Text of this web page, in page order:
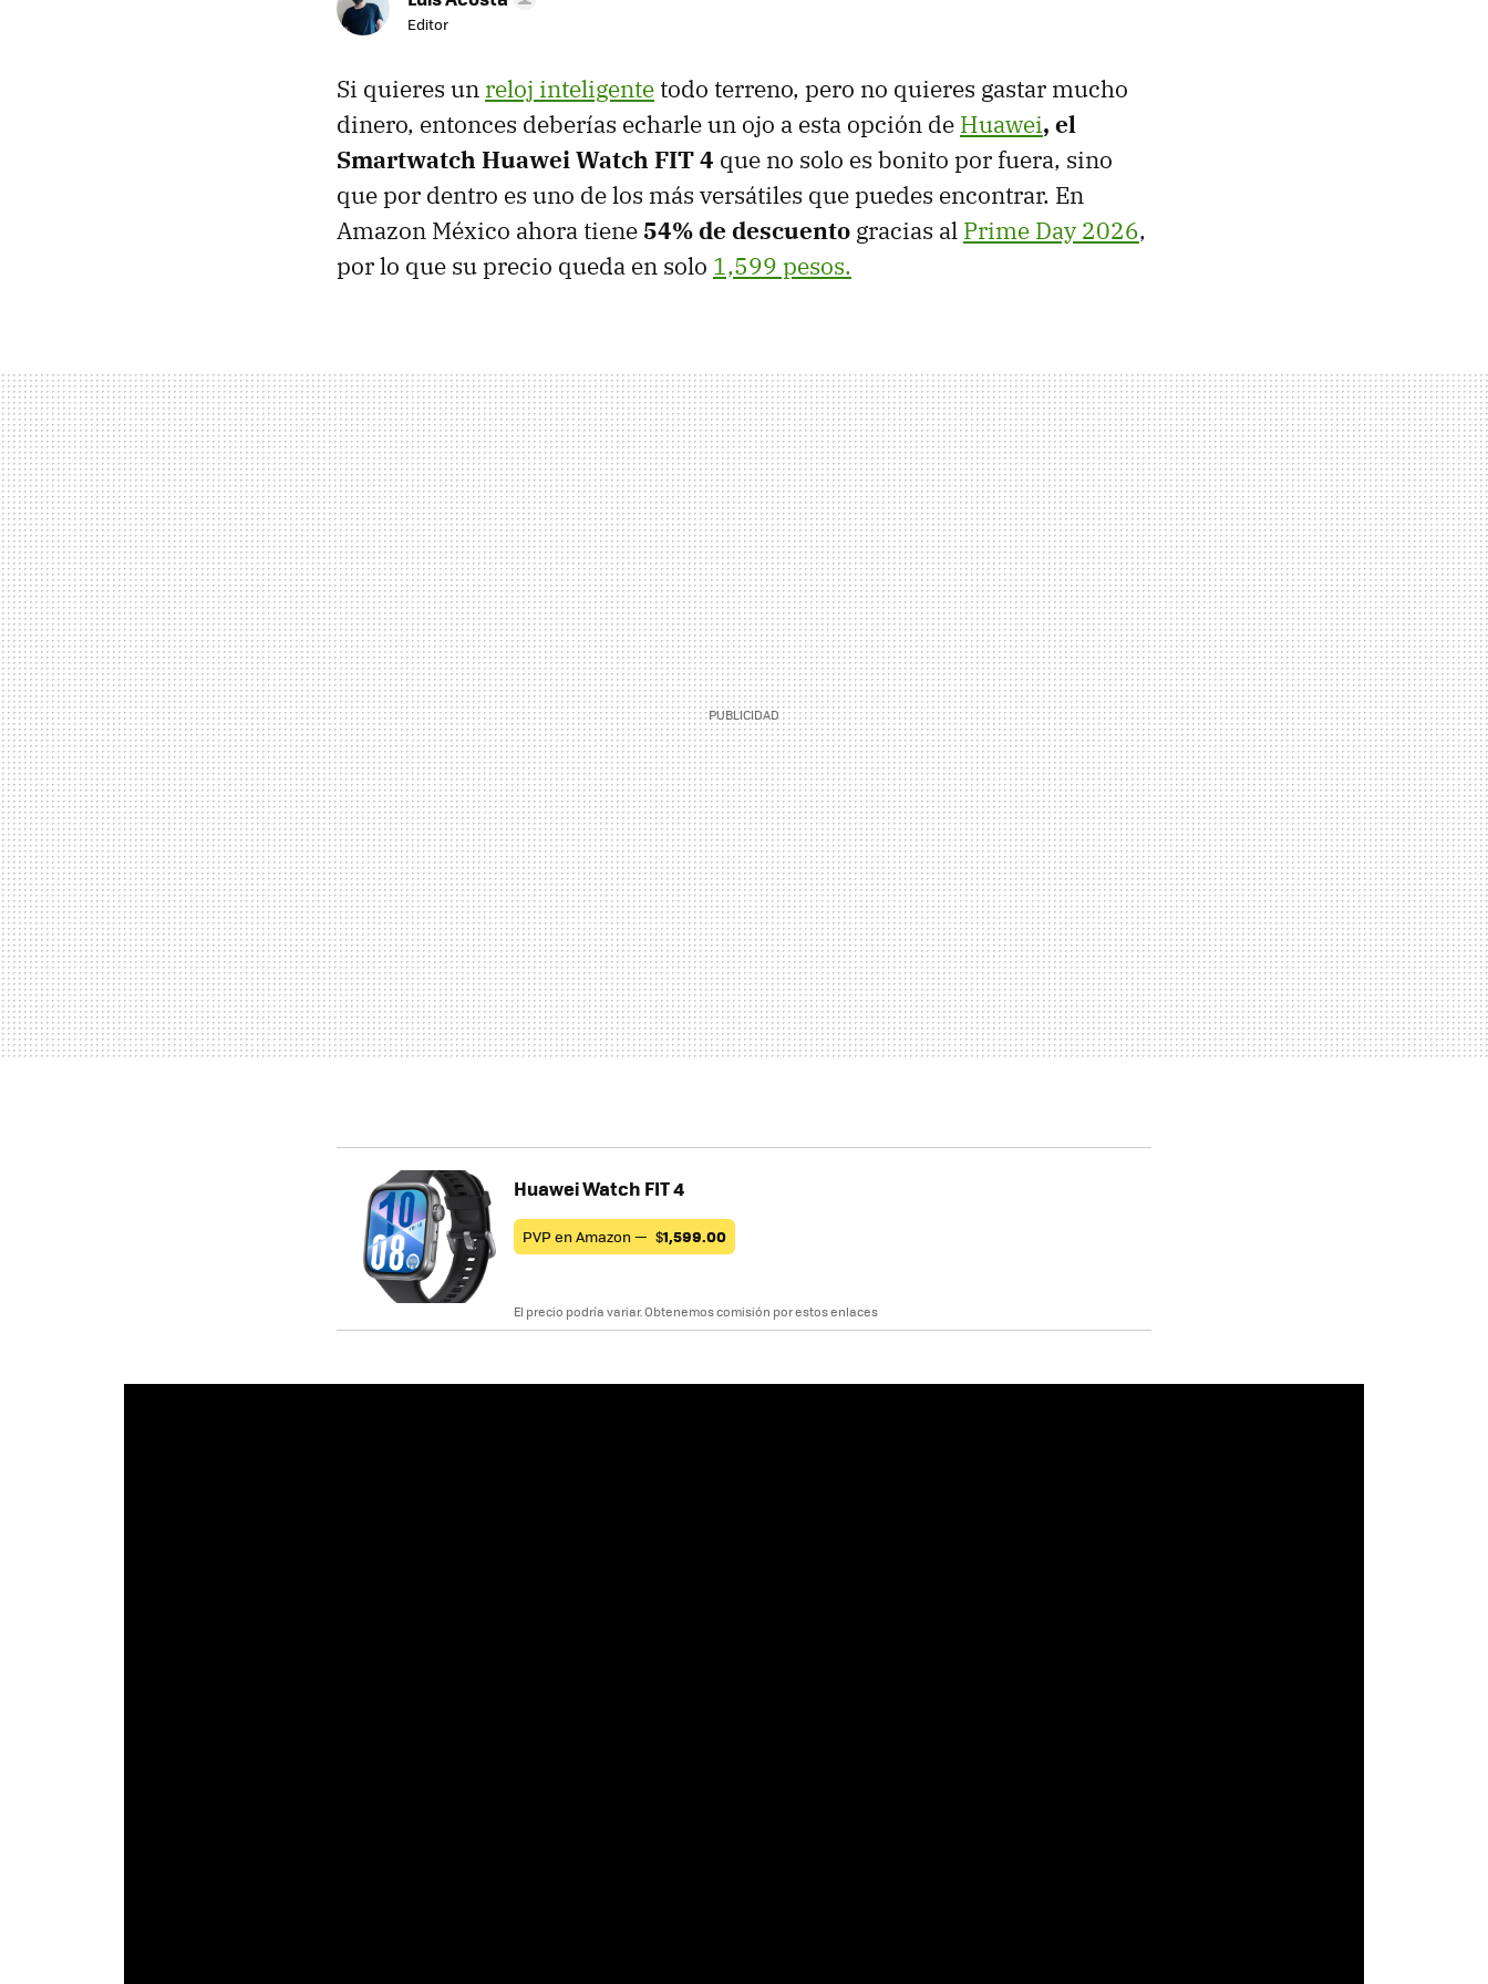
Editor
Si quieres un reloj inteligente todo terreno, pero no quieres gastar mucho
dinero, entonces deberías echarle un ojo a esta opción de Huawei, el
Smartwatch Huawei Watch FIT 4 que no solo es bonito por fuera, sino
que por dentro es uno de los más versátiles que puedes encontrar. En
Amazon México ahora tiene 54% de descuento gracias al Prime Day 2026,
por lo que su precio queda en solo 1,599 pesos.
Huawei Watch FIT 4
PVP en Amazon — $1,599.00
El precio podría variar. Obtenemos comisión por estos enlaces